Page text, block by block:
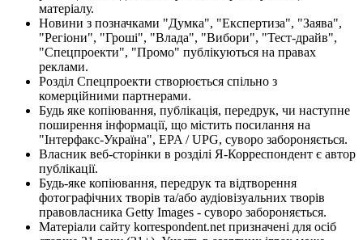
матеріалу.
Новини з позначками "Думка", "Експертиза", "Заява",
"Регіони", "Гроші", "Влада", "Вибори", "Тест-драйв",
"Спецпроекти", "Промо" публікуються на правах
реклами.
Розділ Спецпроекти створюється спільно з
комерційними партнерами.
Будь яке копіювання, публікація, передрук, чи наступне
поширення інформації, що містить посилання на
"Інтерфакс-Україна", EPA / UPG, суворо забороняється.
Власник веб-сторінки в розділі Я-Корреспондент є автор
публікації.
Будь-яке копіювання, передрук та відтворення
фотографічних творів та/або аудіовізуальних творів
правовласника Getty Images - суворо забороняється.
Матеріали сайту korrespondent.net призначені для осіб